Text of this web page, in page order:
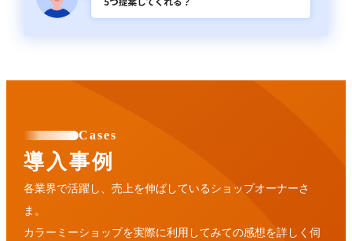
Cases
導入事例
各業界で活躍し、売上を伸ばしているショップオーナーさ
ま。
カラーミーショップを実際に利用してみての感想を詳しく伺